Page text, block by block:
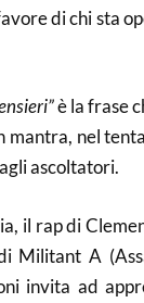
di chi sta
è la frase
mantra, nel
ascoltatori.
il rap di
Militant A
invita ad